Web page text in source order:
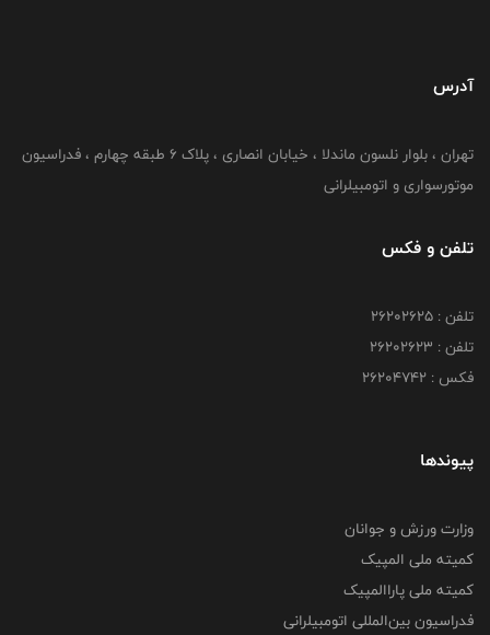
آدرس
تهران ، بلوار نلسون ماندلا ، خیابان انصاری ، پلاک ۶ طبقه چهارم ، فدراسیون
موتورسواری و اتومبیلرانی
تلفن و فکس
تلفن : ۲۶۲۰۲۶۲۵
تلفن : ۲۶۲۰۲۶۲۳
فکس : ۲۶۲۰۴۷۴۲
پیوندها
وزارت ورزش و جوانان
کمیته ملی المپیک
کمیته ملی پاراالمپیک
فدراسیون بین‌المللی اتومبیلرانی